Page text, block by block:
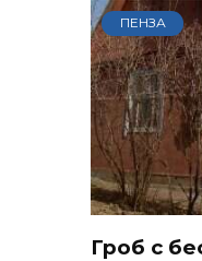
ПЕНЗА
Гроб с